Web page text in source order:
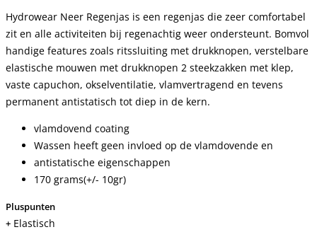
Hydrowear Neer Regenjas is een regenjas die zeer comfortabel
zit en alle activiteiten bij regenachtig weer ondersteunt. Bomvol
handige features zoals ritssluiting met drukknopen, verstelbare
elastische mouwen met drukknopen 2 steekzakken met klep,
vaste capuchon, okselventilatie, vlamvertragend en tevens
permanent antistatisch tot diep in de kern.
vlamdovend coating
Wassen heeft geen invloed op de vlamdovende en
antistatische eigenschappen
170 grams(+/- 10gr)
Pluspunten
+ Elastisch